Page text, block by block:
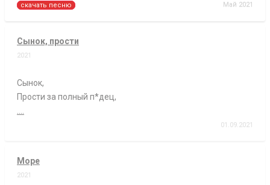
скачать песню Май 2021
Сынок, прости
2021
Сынок,
Прости за полный п*дец,
01.09.2021
Море
2021